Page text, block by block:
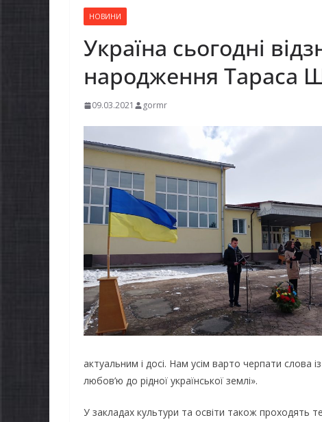
НОВИНИ
Україна сьогодні
народження Тараса
09.03.2021 gormr
актуальним і досі. Нам усім варто черпати слова
любов’ю до рідної української землі».
У закладах культури та освіти також проходять